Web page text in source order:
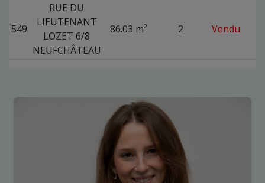
549
RUE DU
LIEUTENANT
LOZET 6/8
NEUFCHÂTEAU
86.03 m² 2 Vendu